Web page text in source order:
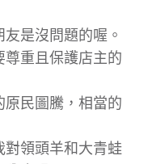
是沒問題的喔。
重且保護店主的
民圖騰，相當的
對領頭羊和大青蛙